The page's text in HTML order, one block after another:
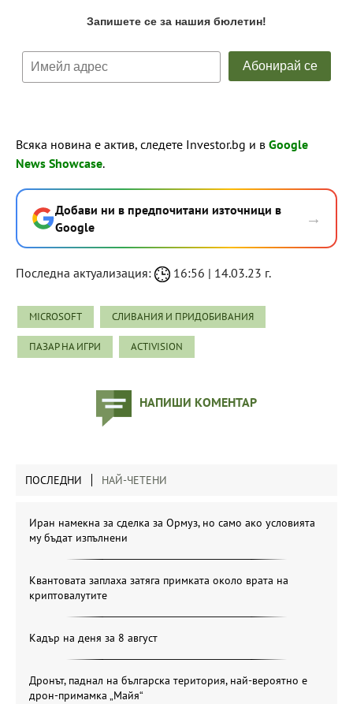
Всяка новина е актив, следете Investor.bg и в Google
News Showcase.
Добави ни в предпочитани източници в
Google
→
Последна актуализация: 16:56 | 14.03.23 г.
MICROSOFT СЛИВАНИЯ И ПРИДОБИВАНИЯ
ПАЗАР НА ИГРИ ACTIVISION
НАПИШИ КОМЕНТАР
ПОСЛЕДНИ НАЙ-ЧЕТЕНИ
Иран намекна за сделка за Ормуз, но само ако условията
му бъдат изпълнени
Квантовата заплаха затяга примката около врата на
криптовалутите
Кадър на деня за 8 август
Дронът, паднал на българска територия, най-вероятно е
дрон-примамка „Майя“